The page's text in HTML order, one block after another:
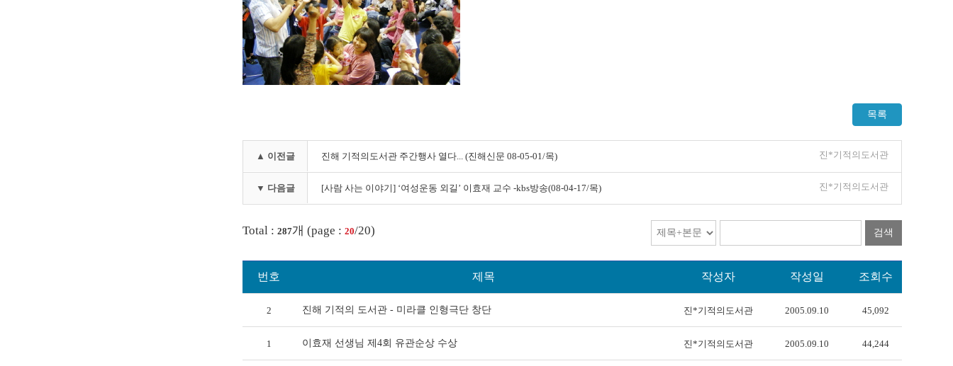
목록
▲ 이전글 진해 기적의도서관 주간행사 열다... (진해신문 08-05-01/목) 진*기적의도서관
▼ 다음글 [사람 사는 이야기] ‘여성운동 외길’ 이효재 교수 -kbs방송(08-04-17/목) 진*기적의도서관
Total : 287개 (page : 20/20) 검색
번호 제목 작성자 작성일 조회수
2 진해 기적의 도서관 - 미라클 인형극단 창단 진*기적의도서관 2005.09.10 45,092
1 이효재 선생님 제4회 유관순상 수상 진*기적의도서관 2005.09.10 44,244